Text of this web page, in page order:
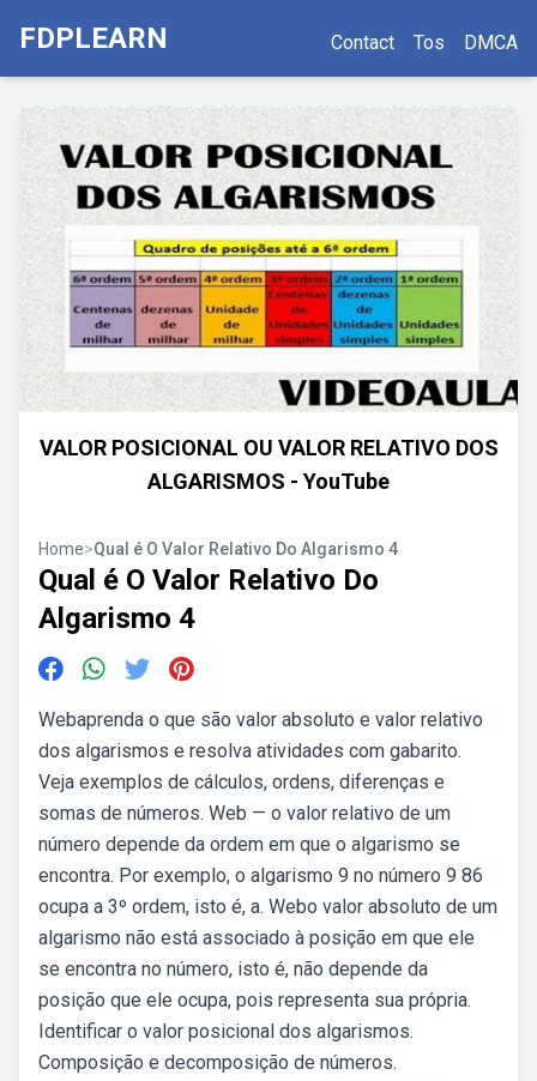
FDPLEARN Contact Tos DMCA
VALOR POSICIONAL OU VALOR RELATIVO DOS
ALGARISMOS - YouTube
Home>Qual é O Valor Relativo Do Algarismo 4
Qual é O Valor Relativo Do
Algarismo 4
Webaprenda o que são valor absoluto e valor relativo
dos algarismos e resolva atividades com gabarito.
Veja exemplos de cálculos, ordens, diferenças e
somas de números. Web — o valor relativo de um
número depende da ordem em que o algarismo se
encontra. Por exemplo, o algarismo 9 no número 9 86
ocupa a 3º ordem, isto é, a. Webo valor absoluto de um
algarismo não está associado à posição em que ele
se encontra no número, isto é, não depende da
posição que ele ocupa, pois representa sua própria.
Identificar o valor posicional dos algarismos.
Composição e decomposição de números.